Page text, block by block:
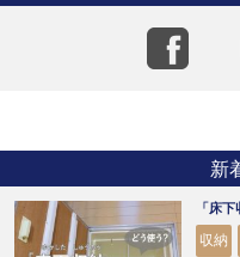
新
「床
収納